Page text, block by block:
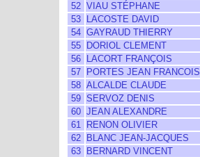
52 VIAU STÉPHANE
53
LACOSTE DAVID
54 GAYRAUD THIERRY
55
DORIOL CLEMENT
56
LACORT FRANÇOIS
57
PORTES JEAN FRANCOIS
58 ALCALDE CLAUDE
59 SERVOZ DENIS
60 JEAN ALEXANDRE
61
RENON OLIVIER
62
BLANC JEAN-JACQUES
63
BERNARD VINCENT